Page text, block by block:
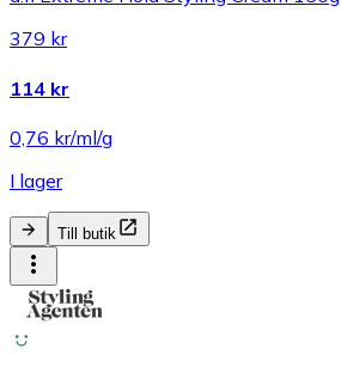
379 kr
114 kr
0,76 kr/ml/g
I lager
Till butik